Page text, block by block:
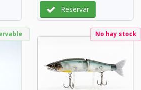
Reservar
No hay stock